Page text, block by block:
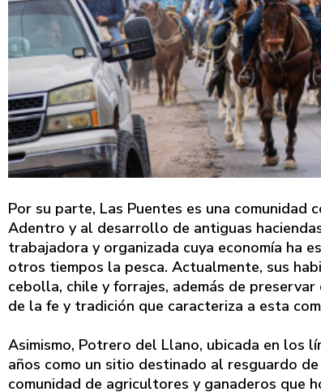
Por su parte, Las Puentes es una
Adentro y al desarrollo de antiguas
trabajadora y organizada cuya economía ha
otros tiempos la pesca. Actualmente, sus
cebolla, chile y forrajes, además de
de la fe y tradición que caracteriza a esta
Asimismo, Potrero del Llano, ubicada en los
años como un sitio destinado al resguardo
comunidad de agricultores y ganaderos que